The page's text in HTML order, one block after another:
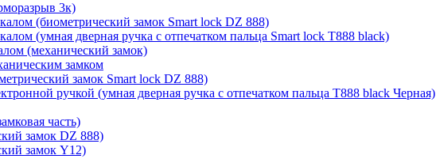
3к)
(биометрический замок Smart lock DZ 888)
(умная дверная ручка с отпечатком пальца Smart lock T888 black)
(механический замок)
замком
замок Smart lock DZ 888)
ручкой (умная дверная ручка с отпечатком пальца T888 black Черная)
часть)
замок DZ 888)
замок Y12)